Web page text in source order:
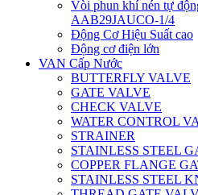
Vòi phun khí nén tự
AAB29JAUCO-1/4
Động Cơ Hiệu Suất cao
Động cơ điện lớn
VAN Cấp Nước
BUTTERFLY VALVE
GATE VALVE
CHECK VALVE
WATER CONTROL
STRAINER
STAINLESS STEEL
COPPER FLANGE
STAINLESS STEEL